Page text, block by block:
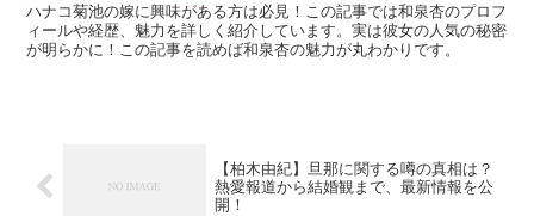
ハナコ菊池の嫁に興味がある方は必見！この記事では和泉杏のプロフ
ィールや経歴、魅力を詳しく紹介しています。実は彼女の人気の秘密
が明らかに！この記事を読めば和泉杏の魅力が丸わかりです。
【柏木由紀】旦那に関する噂の真相は？
熱愛報道から結婚観まで、最新情報を公
開！